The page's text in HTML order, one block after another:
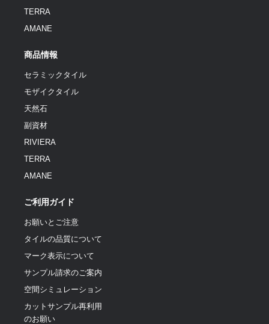
TERRA
AMANE
商品情報
セラミックタイル
モザイクタイル
天然石
副資材
RIVIERA
TERRA
AMANE
ご利用ガイド
お願いとご注意
タイルの品質について
マーク表示について
サンプル請求のご案内
空間シミュレーション
カットサンプル再利用
のお願い